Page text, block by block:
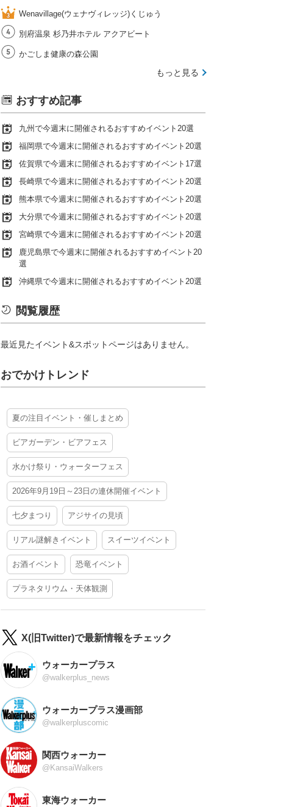
Wenavillage(ウェナヴィレッジ)くじゅう
別府温泉 杉乃井ホテル アクアビート
かごしま健康の森公園
もっと見る
おすすめ記事
九州で今週末に開催されるおすすめイベント20選
福岡県で今週末に開催されるおすすめイベント20選
佐賀県で今週末に開催されるおすすめイベント17選
長崎県で今週末に開催されるおすすめイベント20選
熊本県で今週末に開催されるおすすめイベント20選
大分県で今週末に開催されるおすすめイベント20選
宮崎県で今週末に開催されるおすすめイベント20選
鹿児島県で今週末に開催されるおすすめイベント20
選
沖縄県で今週末に開催されるおすすめイベント20選
閲覧履歴
最近見たイベント&スポットページはありません。
おでかけトレンド
夏の注目イベント・催しまとめ
ビアガーデン・ビアフェス
水かけ祭り・ウォーターフェス
2026年9月19日～23日の連休開催イベント
七夕まつり アジサイの見頃
リアル謎解きイベント スイーツイベント
お酒イベント 恐竜イベント
プラネタリウム・天体観測
X(旧Twitter)で最新情報をチェック
ウォーカープラス
@walkerplus_news
ウォーカープラス漫画部
@walkerpluscomic
関西ウォーカー
@KansaiWalkers
東海ウォーカー